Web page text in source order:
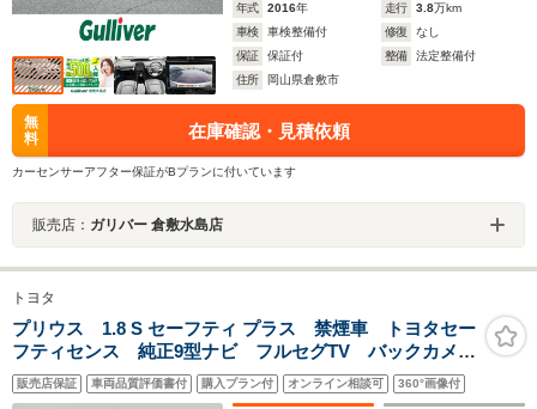
年式 2016年 走行 3.8万km
車検
車検整備付 修復
なし
保証
保証付 整備
法定整備付
住所
岡山県倉敷市
無
料
在庫確認・見積依頼
カーセンサーアフター保証がBプランに付いています
販売店： ガリバー 倉敷水島店
トヨタ
プリウス 1.8 S セーフティ プラス 禁煙車 トヨタセー
フティセンス 純正9型ナビ フルセグTV バックカメ
ラ ETC 追従型クルーズコントロール ドライブレコ
ーダー レーンキープアシスト 前後コーナーセンサ
販売店保証 車両品質評価書付 購入プラン付 オンライン相談可 360°画像付